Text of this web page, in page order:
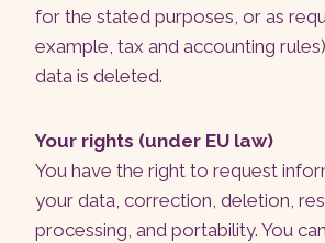
for the stated purposes, or as
example, tax and accounting
data is deleted.
Your rights (under EU law)
You have the right to request
your data, correction, deletion,
processing, and portability. You